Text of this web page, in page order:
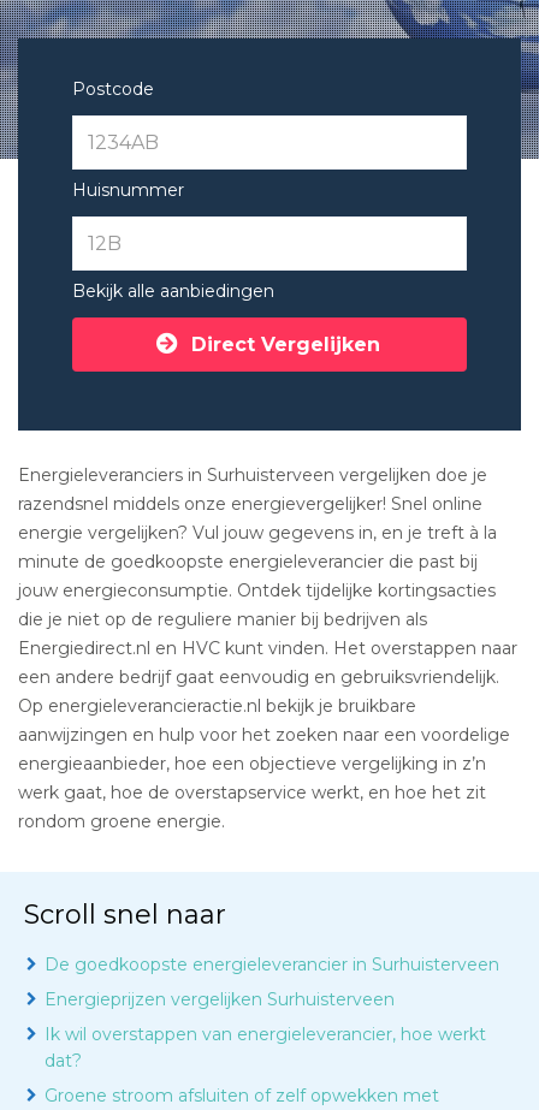
Postcode
Huisnummer
Bekijk alle aanbiedingen
Direct Vergelijken
Energieleveranciers in Surhuisterveen vergelijken doe je
razendsnel middels onze energievergelijker! Snel online
energie vergelijken? Vul jouw gegevens in, en je treft à la
minute de goedkoopste energieleverancier die past bij
jouw energieconsumptie. Ontdek tijdelijke kortingsacties
die je niet op de reguliere manier bij bedrijven als
Energiedirect.nl en HVC kunt vinden. Het overstappen naar
een andere bedrijf gaat eenvoudig en gebruiksvriendelijk.
Op energieleverancieractie.nl bekijk je bruikbare
aanwijzingen en hulp voor het zoeken naar een voordelige
energieaanbieder, hoe een objectieve vergelijking in z’n
werk gaat, hoe de overstapservice werkt, en hoe het zit
rondom groene energie.
Scroll snel naar
De goedkoopste energieleverancier in Surhuisterveen
Energieprijzen vergelijken Surhuisterveen
Ik wil overstappen van energieleverancier, hoe werkt
dat?
Groene stroom afsluiten of zelf opwekken met